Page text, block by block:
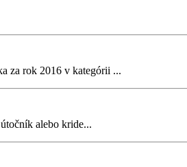
za rok 2016 v kategórii ...
alebo kride...